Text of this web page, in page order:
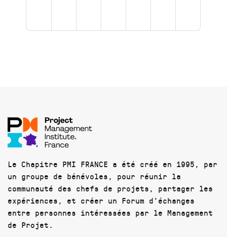
Le Chapitre PMI FRANCE a été créé en 1995, par
un groupe de bénévoles, pour réunir la
communauté des chefs de projets, partager les
expériences, et créer un Forum d'échanges
entre personnes intéressées par le Management
de Projet.